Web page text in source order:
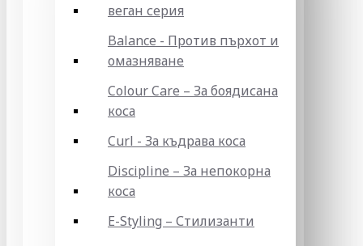
веган серия
Balance - Против пърхот и
омазняване
Colour Care – За боядисана
коса
Curl - За къдрава коса
Discipline – За непокорна
коса
E-Styling – Стилизанти